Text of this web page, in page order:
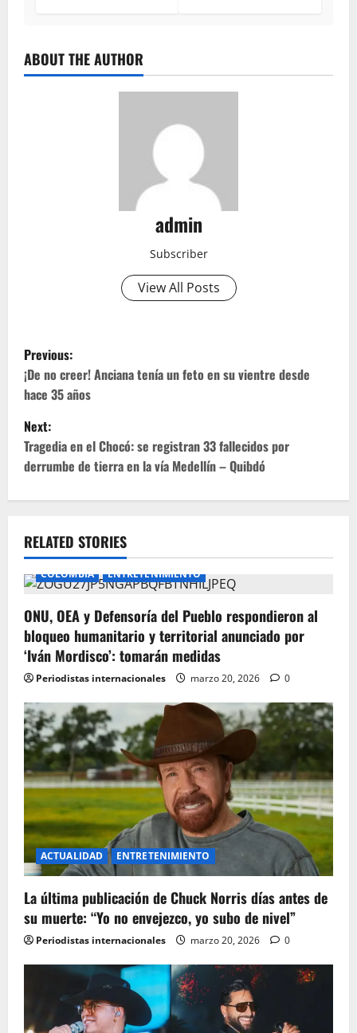
ABOUT THE AUTHOR
admin
Subscriber
View All Posts
P
o
s
t
n
v
i
g
a
t
i
o
n
Previous:
¡De no creer! Anciana tenía un feto en su vientre desde
hace 35 años
Next:
Tragedia en el Chocó: se registran 33 fallecidos por
derrumbe de tierra en la vía Medellín – Quibdó
RELATED STORIES
COLOMBIA ENTRETENIMIENTO
ONU, OEA y Defensoría del Pueblo respondieron al
bloqueo humanitario y territorial anunciado por
‘Iván Mordisco’: tomarán medidas
Periodistas internacionales marzo 20, 2026 0
ACTUALIDAD ENTRETENIMIENTO
La última publicación de Chuck Norris días antes de
su muerte: “Yo no envejezco, yo subo de nivel”
Periodistas internacionales marzo 20, 2026 0